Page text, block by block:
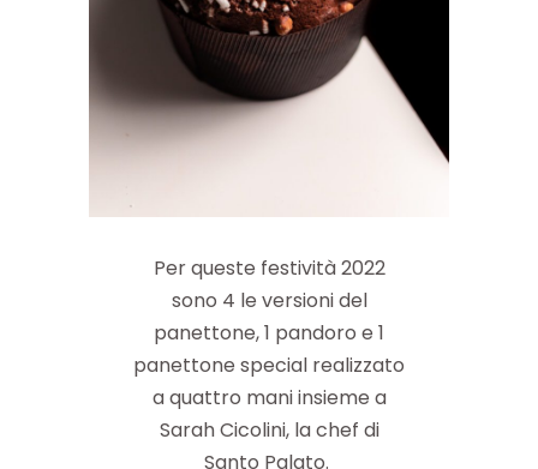
Per queste festività 2022
sono 4 le versioni del
panettone, 1 pandoro e 1
panettone special realizzato
a quattro mani insieme a
Sarah Cicolini, la chef di
Santo Palato.